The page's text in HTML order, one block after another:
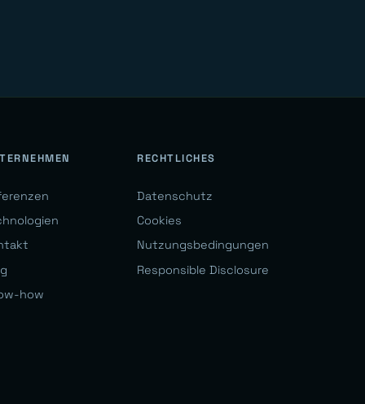
how
RECHTLICHES
Datenschutz
Cookies
Nutzungsbedingungen
Responsible Disclosure